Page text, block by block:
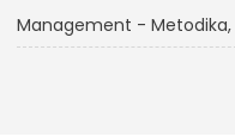
Management - Metodika